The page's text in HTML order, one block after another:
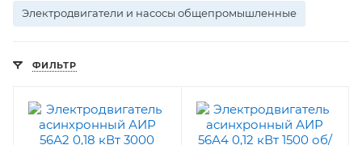
Электродвигатели и насосы общепромышленные
ФИЛЬТР